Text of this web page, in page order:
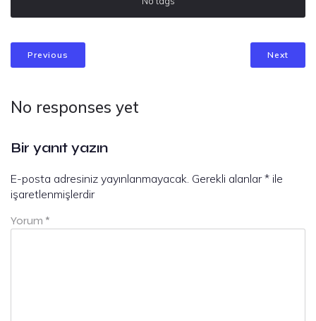
Previous Next
No responses yet
Bir yanıt yazın
E-posta adresiniz yayınlanmayacak. Gerekli alanlar* ile
işaretlenmişlerdir
Yorum *